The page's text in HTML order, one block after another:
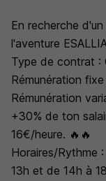
En recherche
l'aventure
Type de contrat :
Rémunération
Rémunération
+30% de ton
16€/heure. 🔥🔥
Horaires/Rythme
13h et de 14h à